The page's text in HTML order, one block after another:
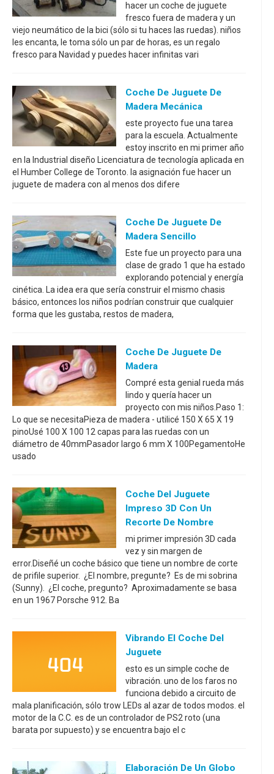
hacer un coche de juguete
fresco fuera de madera y un
viejo neumático de la bici (sólo si tu haces las ruedas). niños
les encanta, le toma sólo un par de horas, es un regalo
fresco para Navidad y puedes hacer infinitas vari
Coche De Juguete De
Madera Mecánica
este proyecto fue una tarea
para la escuela. Actualmente
estoy inscrito en mi primer año
en la Industrial diseño Licenciatura de tecnología aplicada en
el Humber College de Toronto. la asignación fue hacer un
juguete de madera con al menos dos difere
Coche De Juguete De
Madera Sencillo
Este fue un proyecto para una
clase de grado 1 que ha estado
explorando potencial y energía
cinética. La idea era que sería construir el mismo chasis
básico, entonces los niños podrían construir que cualquier
forma que les gustaba, restos de madera,
Coche De Juguete De
Madera
Compré esta genial rueda más
lindo y quería hacer un
proyecto con mis niños.Paso 1:
Lo que se necesitaPieza de madera - utilicé 150 X 65 X 19
pinoUsé 100 X 100 12 capas para las ruedas con un
diámetro de 40mmPasador largo 6 mm X 100PegamentoHe
usado
Coche Del Juguete
Impreso 3D Con Un
Recorte De Nombre
mi primer impresión 3D cada
vez y sin margen de
error.Diseñé un coche básico que tiene un nombre de corte
de prifile superior. ¿El nombre, pregunte? Es de mi sobrina
(Sunny). ¿El coche, pregunto? Aproximadamente se basa
en un 1967 Porsche 912. Ba
Vibrando El Coche Del
Juguete
esto es un simple coche de
vibración. uno de los faros no
funciona debido a circuito de
mala planificación, sólo trow LEDs al azar de todos modos. el
motor de la C.C. es de un controlador de PS2 roto (una
barata por supuesto) y se encuentra bajo el c
Elaboración De Un Globo